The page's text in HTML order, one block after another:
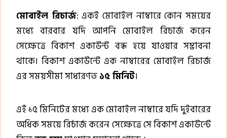
মোবাইল রিচার্জ: একই মোবাইল নাম্বারে কোন সময়ের
মধ্যে বারবার যদি আপনি মোবাইল রিচার্জ করেন
সেক্ষেত্রে বিকাশ একাউন্ট বন্ধ হয়ে যাওয়ার সম্ভাবনা
থাকে। বিকাশ একাউন্টে এক নাম্বারের মোবাইল রিচার্জ
এর সময়সীমা সাধারণত১৫ মিনিট।
এই ১৫ মিনিটের মধ্যে এক মোবাইল নাম্বারে যদি দুইবারের
অধিক সময়ে রির্চার্জ করেন সেক্ষেত্রে সে বিকাশ একাউন্টে